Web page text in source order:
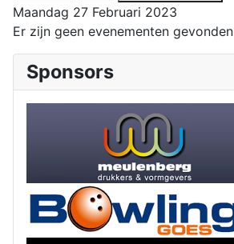
Maandag 27 Februari 2023
Er zijn geen evenementen gevonden
Sponsors